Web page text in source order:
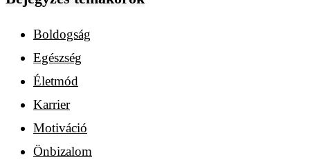
Boldogság
Egészség
Életmód
Karrier
Motiváció
Önbizalom